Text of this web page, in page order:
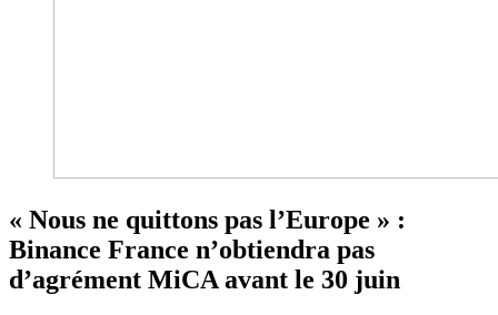
« Nous ne quittons pas l’Europe » :
Binance France n’obtiendra pas
d’agrément MiCA avant le 30 juin